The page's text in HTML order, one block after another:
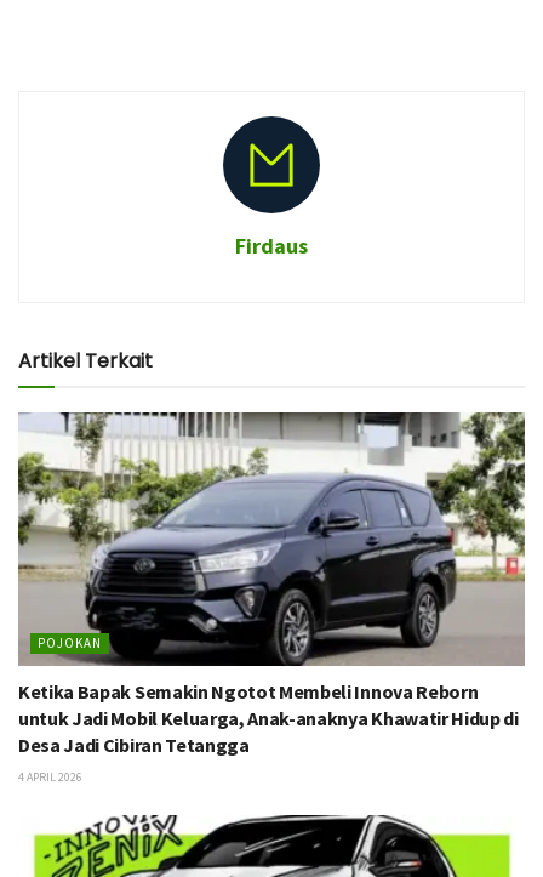
Firdaus
Artikel Terkait
POJOKAN
Ketika Bapak Semakin Ngotot Membeli Innova Reborn
untuk Jadi Mobil Keluarga, Anak-anaknya Khawatir Hidup di
Desa Jadi Cibiran Tetangga
4 APRIL 2026